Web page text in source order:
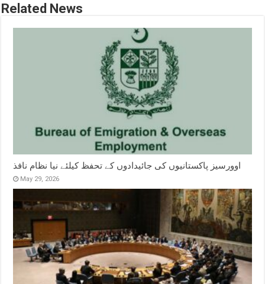
Related News
اوورسیز پاکستانیوں کی جائیدادوں کے تحفظ کیلئے نیا نظام نافذ
May 29, 2026